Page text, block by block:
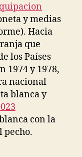
y medias
Hacia
que
los Países
1974 y 1978,
nacional
blanca y
con la
pecho.